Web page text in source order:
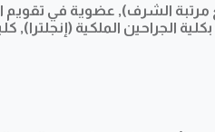
مرتبة الشرف), عضوية في تقويم
الجراحين الملكية (إنجلترا),